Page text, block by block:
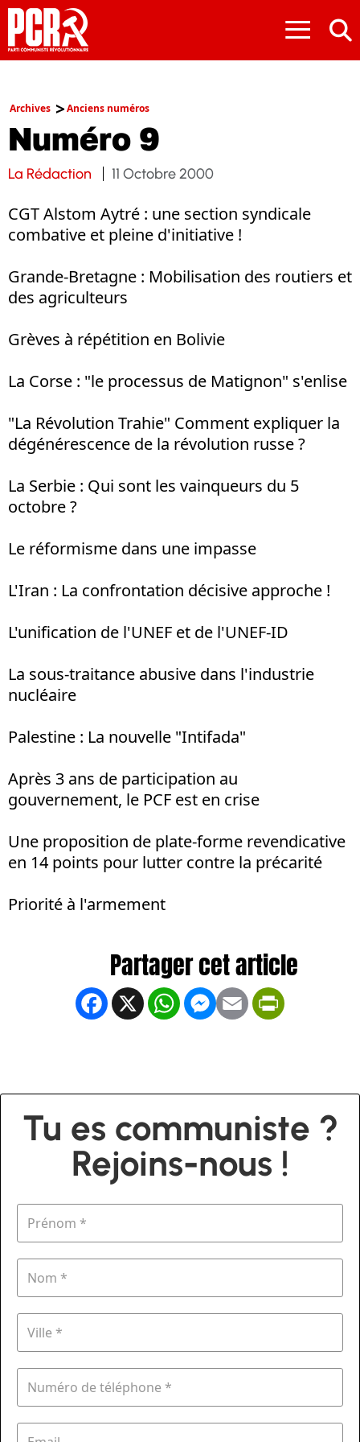
≡
Archives Anciens numéros
Numéro 9
La Rédaction 11 Octobre 2000
CGT Alstom Aytré : une section syndicale
combative et pleine d'initiative !
Grande-Bretagne : Mobilisation des routiers et
des agriculteurs
Grèves à répétition en Bolivie
La Corse : "le processus de Matignon" s'enlise
"La Révolution Trahie" Comment expliquer la
dégénérescence de la révolution russe ?
La Serbie : Qui sont les vainqueurs du 5
octobre ?
Le réformisme dans une impasse
L'Iran : La confrontation décisive approche !
L'unification de l'UNEF et de l'UNEF-ID
La sous-traitance abusive dans l'industrie
nucléaire
Palestine : La nouvelle "Intifada"
Après 3 ans de participation au
gouvernement, le PCF est en crise
Une proposition de plate-forme revendicative
en 14 points pour lutter contre la précarité
Priorité à l'armement
Facebook
X WhatsApp
Messenger
Email
Tu es communiste ?
Rejoins-nous !